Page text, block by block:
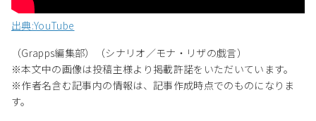
出典:YouTube
（Grapps編集部）（シナリオ／モナ・リザの戯言）
※本文中の画像は投稿主様より掲載許諾をいただいています。
※作者名含む記事内の情報は、記事作成時点でのものになりま
す。